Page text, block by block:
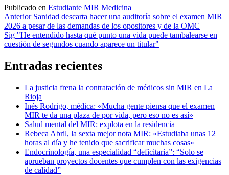
Publicado en Estudiante MIR Medicina
Navegación
de
entradas
Anterior Sanidad descarta hacer una auditoría sobre el examen MIR
2026 a pesar de las demandas de los opositores y de la OMC
Sig "He entendido hasta qué punto una vida puede tambalearse en
cuestión de segundos cuando aparece un titular"
Entradas recientes
La justicia frena la contratación de médicos sin MIR en La
Rioja
Inés Rodrigo, médica: «Mucha gente piensa que el examen
MIR te da una plaza de por vida, pero eso no es así»
Salud mental del MIR: explota en la residencia
Rebeca Abril, la sexta mejor nota MIR: «Estudiaba unas 12
horas al día y he tenido que sacrificar muchas cosas»
Endocrinología, una especialidad “deficitaria”: “Solo se
aprueban proyectos docentes que cumplen con las exigencias
de calidad”